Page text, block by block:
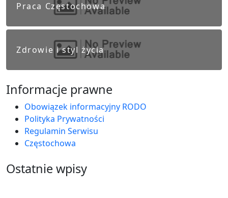
Praca Częstochowa
Zdrowie i styl życia
Informacje prawne
Obowiązek informacyjny RODO
Polityka Prywatności
Regulamin Serwisu
Częstochowa
Ostatnie wpisy